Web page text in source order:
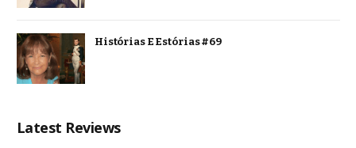
Histórias E Estórias #69
Latest Reviews